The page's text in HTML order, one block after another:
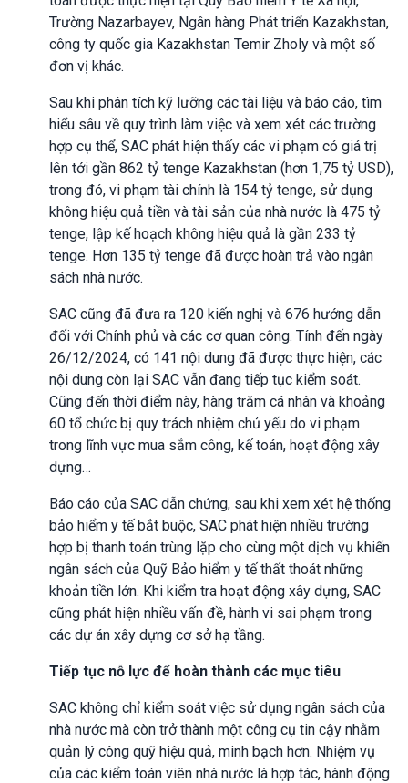
Trường Nazarbayev, Ngân hàng Phát triển Kazakhstan,
công ty quốc gia Kazakhstan Temir Zholy và một số
đơn vị khác.
Sau khi phân tích kỹ lưỡng các tài liệu và báo cáo, tìm
hiểu sâu về quy trình làm việc và xem xét các trường
hợp cụ thể, SAC phát hiện thấy các vi phạm có giá trị
lên tới gần 862 tỷ tenge Kazakhstan (hơn 1,75 tỷ USD),
trong đó, vi phạm tài chính là 154 tỷ tenge, sử dụng
không hiệu quả tiền và tài sản của nhà nước là 475 tỷ
tenge, lập kế hoạch không hiệu quả là gần 233 tỷ
tenge. Hơn 135 tỷ tenge đã được hoàn trả vào ngân
sách nhà nước.
SAC cũng đã đưa ra 120 kiến nghị và 676 hướng dẫn
đối với Chính phủ và các cơ quan công. Tính đến ngày
26/12/2024, có 141 nội dung đã được thực hiện, các
nội dung còn lại SAC vẫn đang tiếp tục kiểm soát.
Cũng đến thời điểm này, hàng trăm cá nhân và khoảng
60 tổ chức bị quy trách nhiệm chủ yếu do vi phạm
trong lĩnh vực mua sắm công, kế toán, hoạt động xây
dựng…
Báo cáo của SAC dẫn chứng, sau khi xem xét hệ thống
bảo hiểm y tế bắt buộc, SAC phát hiện nhiều trường
hợp bị thanh toán trùng lặp cho cùng một dịch vụ khiến
ngân sách của Quỹ Bảo hiểm y tế thất thoát những
khoản tiền lớn. Khi kiểm tra hoạt động xây dựng, SAC
cũng phát hiện nhiều vấn đề, hành vi sai phạm trong
các dự án xây dựng cơ sở hạ tầng.
Tiếp tục nỗ lực để hoàn thành các mục tiêu
SAC không chỉ kiểm soát việc sử dụng ngân sách của
nhà nước mà còn trở thành một công cụ tin cậy nhằm
quản lý công quỹ hiệu quả, minh bạch hơn. Nhiệm vụ
của các kiểm toán viên nhà nước là hợp tác, hành động